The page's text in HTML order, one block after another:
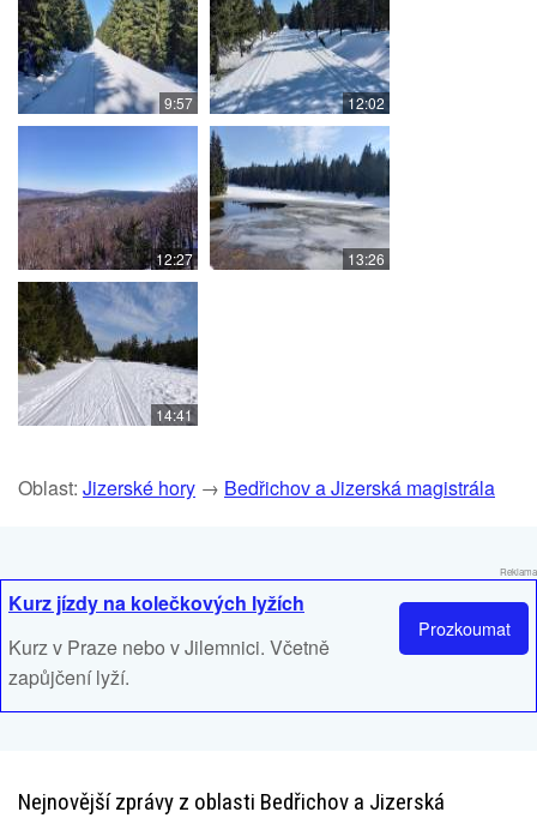
9:57 12:02
12:27 13:26
14:41
Oblast: Jizerské hory → Bedřichov a Jizerská magistrála
Reklama
Prozkoumat
Kurz jízdy na kolečkových lyžích
Kurz v Praze nebo v Jilemnici. Včetně
zapůjčení lyží.
Nejnovější zprávy z oblasti Bedřichov a Jizerská